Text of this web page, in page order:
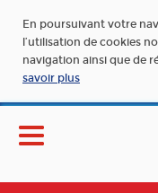
En poursuivant votre
l’utilisation de cookies
navigation ainsi que de
savoir plus